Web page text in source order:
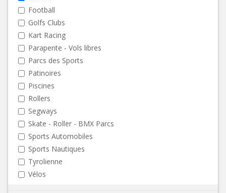
Football
Golfs Clubs
Kart Racing
Parapente - Vols libres
Parcs des Sports
Patinoires
Piscines
Rollers
Segways
Skate - Roller - BMX Parcs
Sports Automobiles
Sports Nautiques
Tyrolienne
Vélos